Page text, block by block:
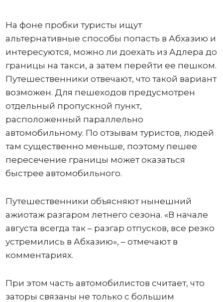
На фоне пробки туристы ищут
альтернативные способы попасть в Абхазию и
интересуются, можно ли доехать из Адлера до
границы на такси, а затем перейти ее пешком.
Путешественники отвечают, что такой вариант
возможен. Для пешеходов предусмотрен
отдельный пропускной пункт,
расположенный параллельно
автомобильному. По отзывам туристов, людей
там существенно меньше, поэтому пешее
пересечение границы может оказаться
быстрее автомобильного.
Путешественники объясняют нынешний
ажиотаж разгаром летнего сезона. «В начале
августа всегда так – разгар отпусков, все резко
устремились в Абхазию», – отмечают в
комментариях.
При этом часть автомобилистов считает, что
заторы связаны не только с большим